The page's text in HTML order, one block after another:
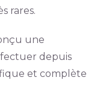
rares.
une
depuis
et complète